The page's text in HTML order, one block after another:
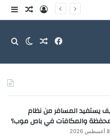
تسجيلمقال
فيسبوك
مقال الوضع
يستفيد المسافر من نظام
والمكافآت في باص موب؟
8 أغسطس 2026